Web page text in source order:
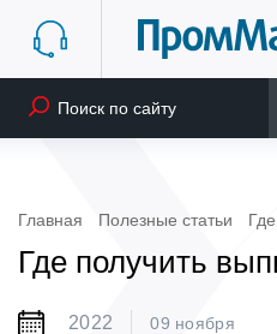
Главная Полезные статьи
Где получить
2022 09 ноября